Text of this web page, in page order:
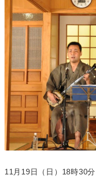
11月19日（日）18時30